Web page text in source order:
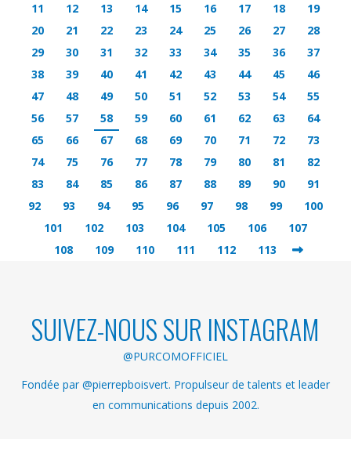
11
12 13 14 15 16 17 18
19
20
21 22 23 24 25 26 27
28
29
30 31 32 33 34 35 36
37
38
39 40 41 42 43 44 45
46
47
48 49 50 51 52 53 54
55
56
57 58 59 60 61 62 63
64
65
66 67 68 69 70 71 72
73
74
75 76 77 78 79 80 81
82
83
84 85 86 87 88 89 90
91
92
93 94 95 96 97 98 99
100
101
102 103 104 105 106
107
108
109 110 111 112 113
SUIVEZ-NOUS SUR INSTAGRAM
@PURCOMOFFICIEL
Fondée par @pierrepboisvert. Propulseur de talents et leader
en communications depuis 2002.